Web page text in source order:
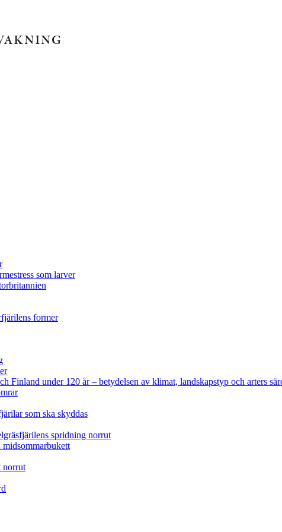
som larver
former
Finland under 120 år– betydelsen av klimat, landskapstyp och arters
som ska skyddas
spridning norrut
norrut